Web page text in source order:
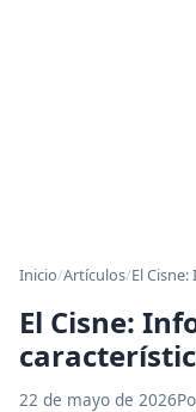
Inicio/Artículos/El
El Cisne:
22 de mayo de 2026